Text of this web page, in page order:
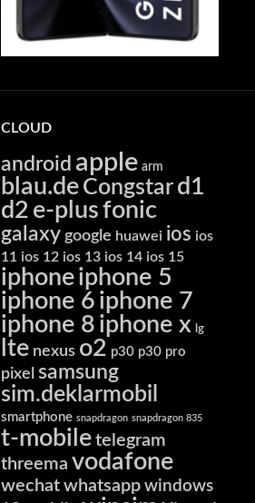
CLOUD
android apple arm
blau.de Congstar d1
d2 e-plusfonic
galaxy google huawei ios ios
11 ios 12 ios 13 ios 14 ios 15
iphoneiphone 5
iphone 6 iphone 7
iphone 8 iphone x lg
lte nexus o2 p30 p30 pro
pixel samsung
sim.deklarmobil
smartphone snapdragon snapdragon 835
t-mobile telegram
threema vodafone
wechat whatsapp windows